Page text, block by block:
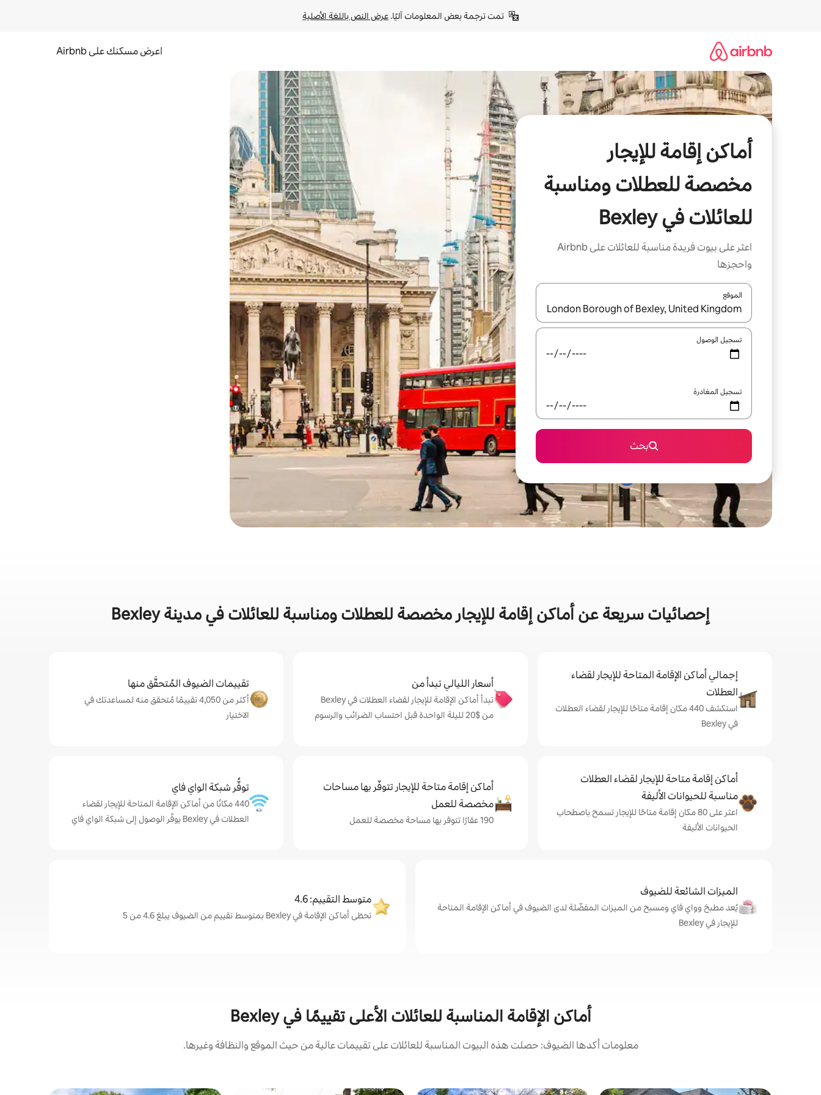
تمت ترجمة بعض المعلومات آليًا. عرض النص باللغة الأصلية
اعرض مسكنك على Airbnb
أماكن إقامة للإيجار
مخصصة للعطلات ومناسبة
للعائلات في Bexley
اعثر على بيوت فريدة مناسبة للعائلات على Airbnb
واحجزها
الموقع
عند توفر النتائج، انتقل باستخدام السهمين لأعلى ولأسفل أو استكشف عن طريق اللمس أو السحب.
تسجيل الوصول
تسجيل المغادرة
بحث
إحصائيات سريعة عن أماكن إقامة للإيجار مخصصة للعطلات ومناسبة للعائلات في مدينة Bexley
إجمالي أماكن الإقامة المتاحة للإيجار لقضاء
العطلات
استكشف 440 مكان إقامة متاحًا للإيجار لقضاء العطلات
في Bexley
أسعار الليالي تبدأ من
تبدأ أماكن الإقامة للإيجار لقضاء العطلات في Bexley
من $‏20 لليلة الواحدة قبل احتساب الضرائب والرسوم
تقييمات الضيوف المُتحقَّق منها
أكثر من 4,050 تقييمًا مُتحقق منه لمساعدتك في
الاختيار
أماكن إقامة متاحة للإيجار لقضاء العطلات
مناسبة للحيوانات الأليفة
اعثر على 80 مكان إقامة متاحًا للإيجار تسمح باصطحاب
الحيوانات الأليفة
أماكن إقامة متاحة للإيجار تتوفّر بها مساحات
مخصصة للعمل
190 عقارًا تتوفر بها مساحة مخصصة للعمل
توفُّر شبكة الواي فاي
440 مكانًا من أماكن الإقامة المتاحة للإيجار لقضاء
العطلات في Bexley يوفّر الوصول إلى شبكة الواي فاي
الميزات الشائعة للضيوف
يُعد مطبخ وواي فاي ومسبح من الميزات المفضّلة لدى الضيوف في أماكن الإقامة المتاحة
للإيجار في Bexley
متوسط التقييم: 4.6
تحظى أماكن الإقامة في Bexley بمتوسط تقييم من الضيوف يبلغ 4.6 من 5
أماكن الإقامة المناسبة للعائلات الأعلى تقييمًا في Bexley
معلومات أكدها الضيوف: حصلت هذه البيوت المناسبة للعائلات على تقييمات عالية من حيث الموقع والنظافة وغيرها.